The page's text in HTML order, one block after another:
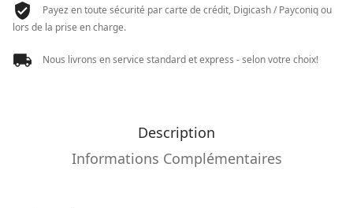
Payez en toute sécurité par carte de crédit, Digicash / Payconiq ou
lors de la prise en charge.
Nous livrons en service standard et express - selon votre choix!
Description
Informations Complémentaires